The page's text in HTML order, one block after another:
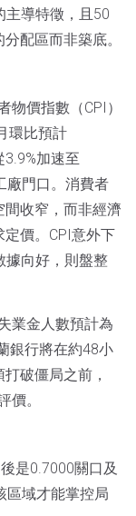
主導特徵，且50
配區而非築底。
價指數（CPI）
環比預計
加速至
廠門口。消費者
收窄，而非經濟
價。CPI意外下
據向好，則盤整
業金人數預計為
銀行將在約48小
破僵局之前，
價。
是0.7000關口及
區域才能掌控局